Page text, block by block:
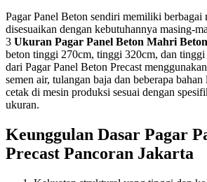
Pagar Panel Beton sendiri memiliki berbagai
disesuaikan dengan kebutuhannya masing-
3 Ukuran Pagar Panel Beton Mahri Beton
beton tinggi 270cm, tinggi 320cm, dan tinggi
dari Pagar Panel Beton Precast
semen air, tulangan baja dan beberapa
cetak di mesin produksi sesuai dengan
ukuran.
Keunggulan Dasar Pagar
Precast Pancoran Jakarta